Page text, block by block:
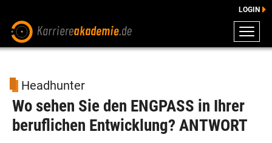
ENGLISCHE DOWNLOADS
E-LEARNING
FAQ
LOGIN
Headhunter
Wo sehen Sie den ENGPASS in Ihrer
beruflichen Entwicklung? ANTWORT